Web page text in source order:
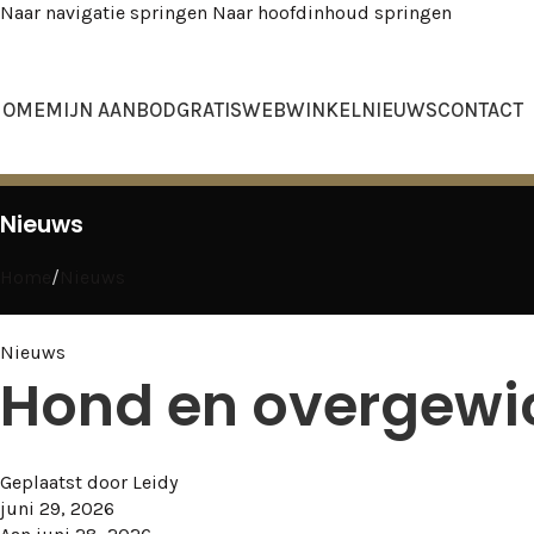
Naar navigatie springen Naar hoofdinhoud springen
MIJN AANBODGRATISWEBWINKELNIEUWSCONTACT
Nieuws
/
Nieuws
Hond en
Geplaatst door Leidy
juni 29, 2026